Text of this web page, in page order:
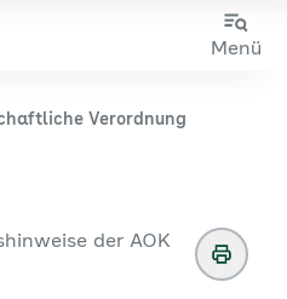
Menü
aok.de/gp
Verordnung
der AOK